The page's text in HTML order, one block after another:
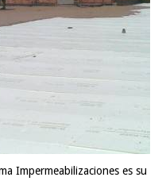
Impermeabilizaciones es su